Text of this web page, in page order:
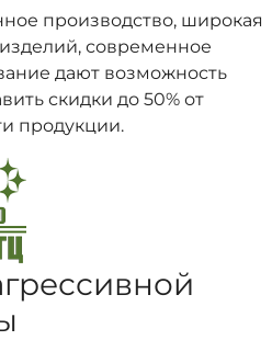
производство, широкая
современное
дают возможность
скидки до 50% от
продукции.